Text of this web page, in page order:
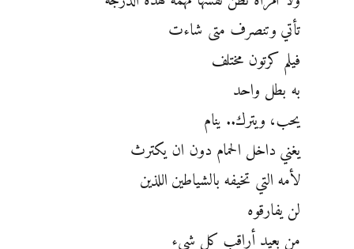
تأتي وتنصرف متى شاءت
فيلم كرتون مختلف
به بطل واحد
يحب، ويترك.. ينام
يغني داخل الحمام دون ان يكترث
لأمه التي تخيفه بالشياطين اللذين
لن يفارقوه
من بعيد أراقب كل شيء